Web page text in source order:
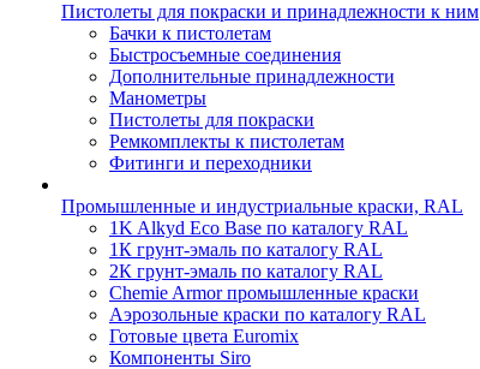
Пистолеты для покраски и принадлежности к ним
Бачки к пистолетам
Быстросъемные соединения
Дополнительные принадлежности
Манометры
Пистолеты для покраски
Ремкомплекты к пистолетам
Фитинги и переходники
Промышленные и индустриальные краски, RAL
1K Alkyd Eco Base по каталогу RAL
1К грунт-эмаль по каталогу RAL
2К грунт-эмаль по каталогу RAL
Chemie Armor промышленные краски
Аэрозольные краски по каталогу RAL
Готовые цвета Euromix
Компоненты Siro